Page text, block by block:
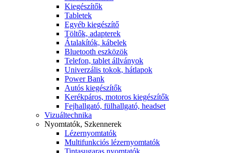
Kiegészítők
Tabletek
Egyéb kiegészítő
Töltők, adapterek
Átalakítók, kábelek
Bluetooth eszközök
Telefon, tablet állványok
Univerzális tokok, hátlapok
Power Bank
Autós kiegészítők
Kerékpáros, motoros kiegészítők
Fejhallgató, fülhallgató, headset
Vizuáltechnika
Nyomtatók, Szkennerek
Lézernyomtatók
Multifunkciós lézernyomtatók
Tintasugaras nyomtatók